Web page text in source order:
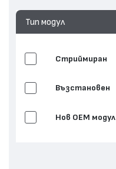
Тип модул
Стриймиран
Възстановен
Нов ОЕМ модул